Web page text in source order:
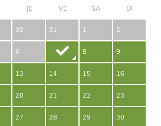
JE VE SA DI
30 31 1 2
6 8 9
13 14 15 16
20 21 22 23
27 28 29 30